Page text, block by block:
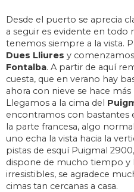
Desde el puerto se aprecia
a seguir es evidente en todo
tenemos siempre a la vista.
Dues Lliures y
Fontalba. A partir de aquí
cuesta, que en verano hay
ahora con nieve se hace más
Llegamos a la cima del
encontramos con bastantes
la parte francesa, algo
uno echa la vista hacia la
pistas de esquí Puigmal
dispone de mucho tiempo y
irresistibles, se agradece
cimas tan cercanas a casa.